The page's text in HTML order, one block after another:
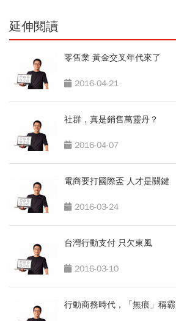
延伸閱讀
零售業 黃金交叉年代來了
2016-04-21
社群，真是銷售萬靈丹？
2016-04-07
電商要打國際盃 人才是關鍵
2016-03-24
台灣行動支付 只欠東風
2016-03-10
行動商務時代，「無痕」稱霸